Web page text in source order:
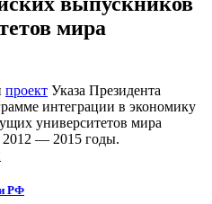
мира
проект Указа Президента
интеграции в экономику
университетов мира
2012 — 2015 годы.
РФ